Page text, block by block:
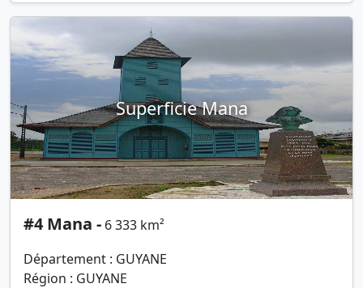
Superficie Mana
#4 Mana - 6 333 km²
Département : GUYANE
Région : GUYANE